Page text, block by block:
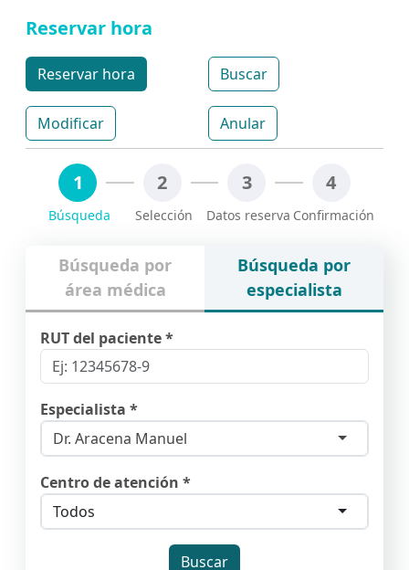
Reservar hora
Reservar hora Buscar
Modificar Anular
1 2 3 4
Búsqueda por
área médica
Búsqueda por
especialista
RUT del paciente *
Especialista *
Dr. Aracena Manuel
Centro de atención *
Todos
Buscar